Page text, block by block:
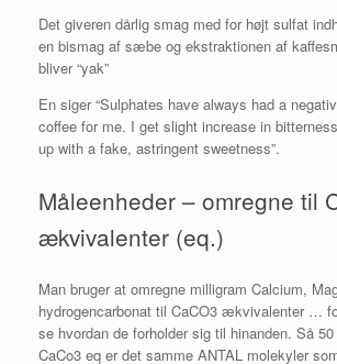
Det giveren dårlig smag med for højt sulfat
en bismag af sæbe og ekstraktionen af
bliver “yak”
En siger “Sulphates have always had a
coffee for me. I get slight increase in
up with a fake, astringent sweetness”.
Måleenheder – omregne til
ækvivalenter (eq.)
Man bruger at omregne milligram Calcium,
hydrogencarbonat til CaCO3 ækvivalenter …
se hvordan de forholder sig til hinanden. Så
CaCo3 eq er det samme ANTAL molekyler